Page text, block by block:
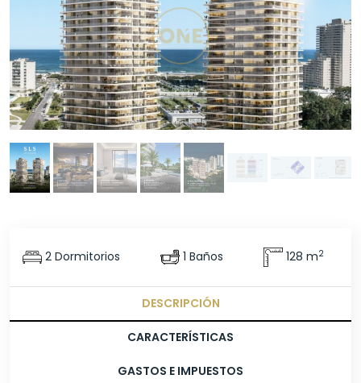
2 Dormitorios 1 Baños 128 m2
DESCRIPCIÓN
CARACTERÍSTICAS
GASTOS E IMPUESTOS